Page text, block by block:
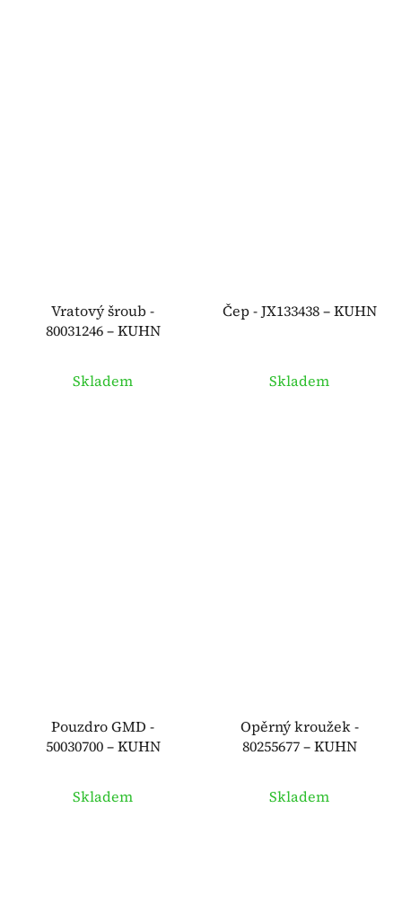
Vratový šroub -
80031246 – KUHN
Skladem
Čep - JX133438 – KUHN
Skladem
Pouzdro GMD -
50030700 – KUHN
Skladem
Opěrný kroužek -
80255677 – KUHN
Skladem